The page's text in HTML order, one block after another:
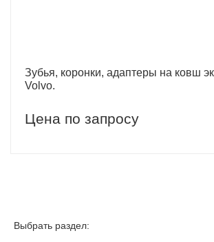
Зубья, коронки, адаптеры на ковш
Volvo.
Цена по запросу
Выбрать раздел: